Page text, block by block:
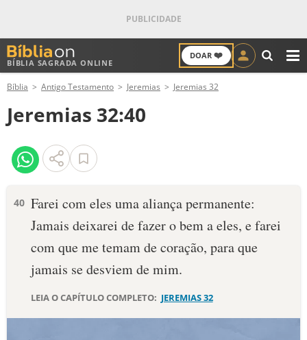
BÍBLIA SAGRADA ONLINE
DOAR ❤️
ANTIGO TESTAMENTO
NOVO TESTAMENTO
VERSÍCULOS
PALAVRA DO DIA
SALMO DO DIA
DEVOCIONAL DIÁRIO
Bíblia Antigo Testamento Jeremias Jeremias 32
Jeremias 32:40
40 Farei com eles uma aliança permanente:
Jamais deixarei de fazer o bem a eles, e farei
com que me temam de coração, para que
jamais se desviem de mim.
LEIA O CAPÍTULO COMPLETO: JEREMIAS 32